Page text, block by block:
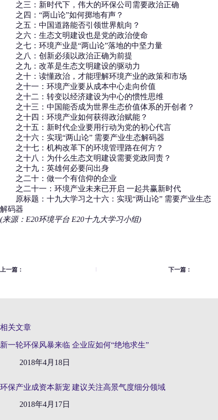
之三：新时代下，伟大的环保公司需要政治正确
之四：“两山论”如何掷地有声？
之五：中国道路能否引领世界航向？
之六：生态文明建设也是党的政治使命
之七：环境产业是“两山论”落地的中坚力量
之八：创新必须以政治正确为前提
之九：改革是生态文明建设的驱动力
之十：读懂政治，才能理解环境产业的政策和市场
之十一：环境产业要从成本中心走向价值
之十二：转变以经济建设为中心的惯性思维
之十三：中国能否成为世界生态价值体系的开创者？
之十四：环境产业如何获得政治赋能？
之十五：新时代企业要用行动为党的初心代言
之十六：实现“两山论” 需要产业生态解码器
之十七：机构改革下的环境管理路在何方？
之十八：为什么生态文明建设需要党政同责？
之十九：英雄何必要问出身
之二十：做一个有信仰的企业
之二十一：环境产业未来已开启 一起共赢新时代
原标题：十九大学习之十六：实现“两山论” 需要产业生态
解码器
(来源：E20环境平台 E20十九大学习小组)
上一篇： 下一篇：
相关文章
新一轮环保风暴来临 企业应如何“绝地求生”
2018年4月18日
环保产业成资本新宠 建议关注高景气度细分领域
2018年4月17日